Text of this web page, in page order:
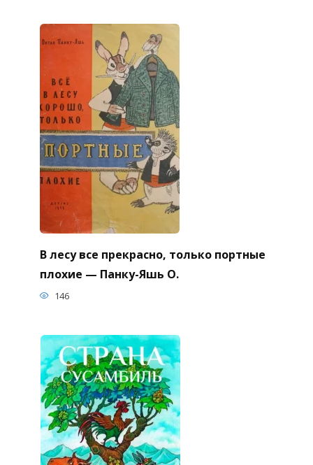
В лесу все прекрасно, только портные
плохие — Панку-Яшь О.
146